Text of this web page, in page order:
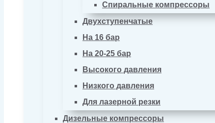
Спиральные компрессоры
Двухступенчатые
На 16 бар
На 20-25 бар
Высокого давления
Низкого давления
Для лазерной резки
Дизельные компрессоры